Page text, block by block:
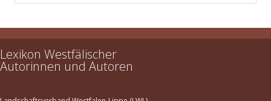
Lexikon Westfälischer
Autorinnen und Autoren